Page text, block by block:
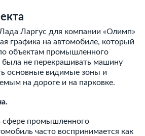
Ларгус для компании «Олимп»
графика на автомобиле, который
объектам промышленного
была не перекрашивать машину
основные видимые зоны и
на дороге и на парковке.
сфере промышленного
часто воспринимается как